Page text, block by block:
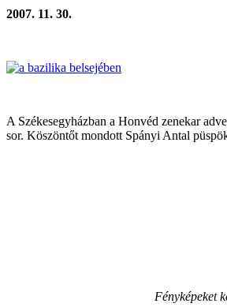
2007. 11. 30.
A Székesegyházban a Honvéd zenekar
sor. Köszöntőt mondott Spányi Antal
Fényképeket